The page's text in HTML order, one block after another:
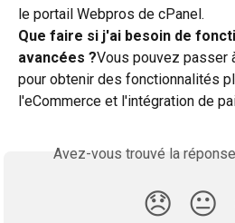
le portail Webpros de cPanel.
Que faire si j'ai besoin de
avancées ?Vous pouvez passer
pour obtenir des fonctionnalités
l'eCommerce et l'intégration de
Avez-vous trouvé la
😞 😐